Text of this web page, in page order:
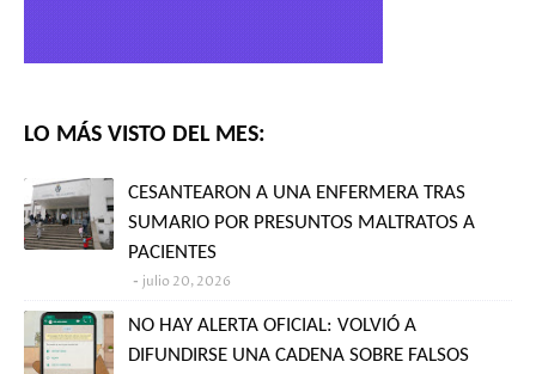
LO MÁS VISTO DEL MES:
CESANTEARON A UNA ENFERMERA TRAS
SUMARIO POR PRESUNTOS MALTRATOS A
PACIENTES
julio 20, 2026
NO HAY ALERTA OFICIAL: VOLVIÓ A
DIFUNDIRSE UNA CADENA SOBRE FALSOS